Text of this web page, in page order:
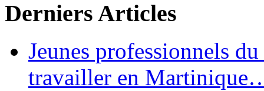
Derniers Articles
Jeunes professionnels
travailler en